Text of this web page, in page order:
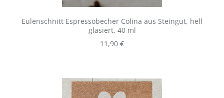
Eulenschnitt Espressobecher Colina aus Steingut, hell
glasiert, 40 ml
Regulärer Preis:
11,90 €